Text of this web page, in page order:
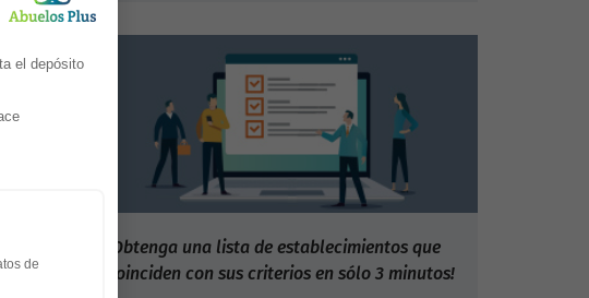
la
¡Obtenga una lista de establecimientos que
coinciden con sus criterios en sólo 3 minutos!